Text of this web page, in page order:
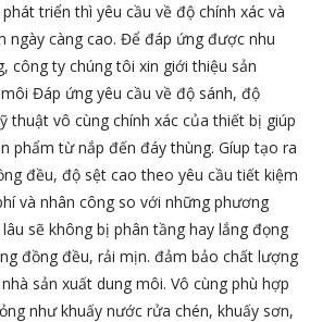
triển thì yêu cầu về độ chính xác và
ngày càng cao. Để đáp ứng được nhu
công ty chúng tôi xin giới thiệu sản
Đáp ứng yêu cầu về độ sánh, độ
thuật vô cùng chính xác của thiết bị giúp
phẩm từ nắp đến đáy thùng. Gíup tạo ra
đều, độ sệt cao theo yêu cầu tiết kiệm
và nhân công so với những phương
sẽ không bị phân tầng hay lắng đọng
đồng đều, rải mịn. đảm bảo chất lượng
sản xuất dung môi. Vô cùng phù hợp
như khuấy nước rửa chén, khuấy sơn,